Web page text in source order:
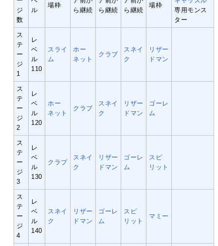
ジ
数
ル
場枠
ら継続
ら継続
ら継続
場枠
専用モンス
ター
ス
テ
ー
ジ
1
レ
ベ
ル
110
スライ
ム
ホー
ネット
クラブ
スネイ
ク
リザー
ドマン
ス
テ
ー
ジ
2
レ
ベ
ル
120
ホー
ネット
クラブ
スネイ
ク
リザー
ドマン
ゴーレ
ム
ス
テ
ー
ジ
3
レ
ベ
ル
130
クラブ
スネイ
ク
リザー
ドマン
ゴーレ
ム
スピ
リット
ス
テ
ー
ジ
4
レ
ベ
ル
140
スネイ
ク
リザー
ドマン
ゴーレ
ム
スピ
リット
マミー